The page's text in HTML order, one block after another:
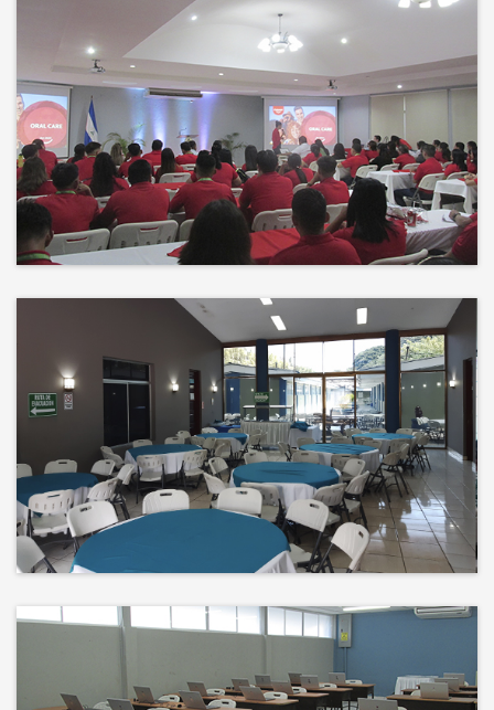
Desconectamos para conectar.
Entre risas, brisa fresca y un
ambiente natural
Events
El éxito no es solo un destino, es el
impacto que dejamos en el
camino